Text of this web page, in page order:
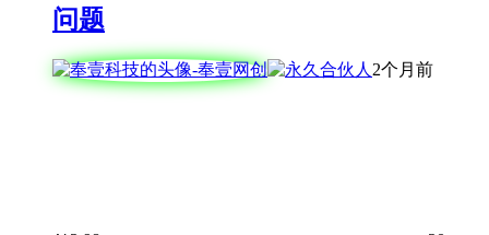
问题
2个月前